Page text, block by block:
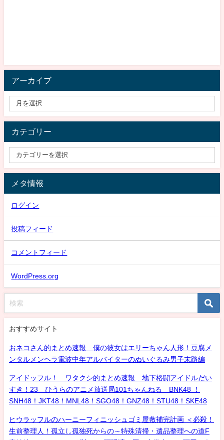
アーカイブ
カテゴリー
メタ情報
ログイン
投稿フィード
コメントフィード
WordPress.org
おすすめサイト
おネコさん的まとめ速報 僕の彼女はエリーちゃん人形！豆腐メ
ンタルメンヘラ電波中年アルバイターのぬいぐるみ男子末路編
アイドッフル！ ワタクシ的まとめ速報 地下格闘アイドルだい
すき！23 ひうらのアニメ放送局101ちゃんねる BNK48 ！
SNH48！JKT48！MNL48！SGO48！GNZ48！STU48！SKE48
ヒウラッフルのハーニーフィニッシュゴミ屋敷補完計画 ＜必殺！
生前整理人！孤立し孤独死からの～特殊清掃・遺品整理への道F